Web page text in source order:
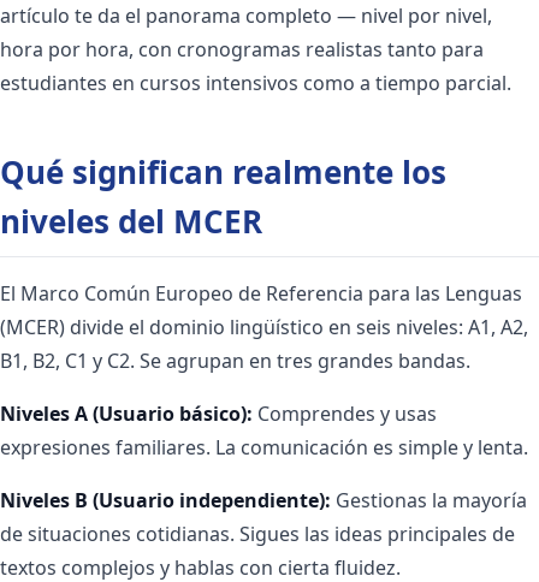
artículo te da el panorama completo — nivel por nivel,
hora por hora, con cronogramas realistas tanto para
estudiantes en cursos intensivos como a tiempo parcial.
Qué significan realmente los
niveles del MCER
El Marco Común Europeo de Referencia para las Lenguas
(MCER) divide el dominio lingüístico en seis niveles: A1, A2,
B1, B2, C1 y C2. Se agrupan en tres grandes bandas.
Niveles A (Usuario básico): Comprendes y usas
expresiones familiares. La comunicación es simple y lenta.
Niveles B (Usuario independiente): Gestionas la mayoría
de situaciones cotidianas. Sigues las ideas principales de
textos complejos y hablas con cierta fluidez.